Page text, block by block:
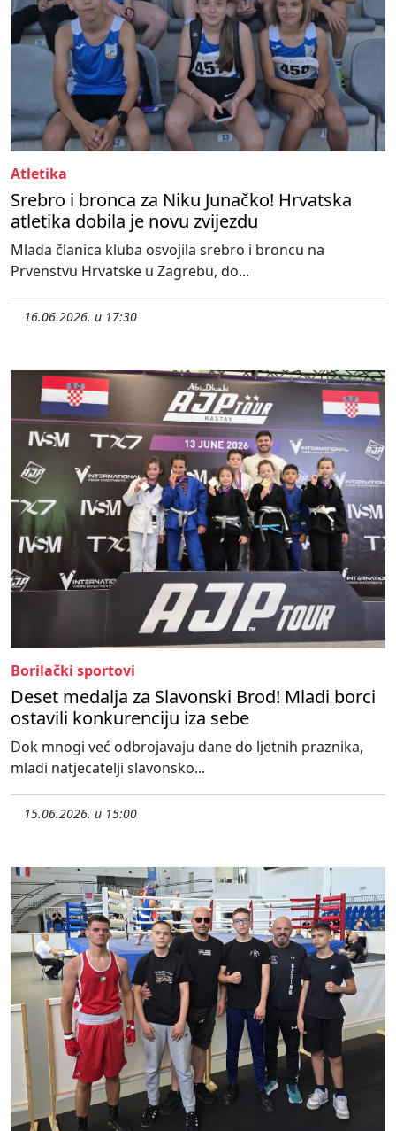
Atletika
Srebro i bronca za Niku Junačko! Hrvatska
atletika dobila je novu zvijezdu
Mlada članica kluba osvojila srebro i broncu na
Prvenstvu Hrvatske u Zagrebu, do...
16.06.2026. u 17:30
Borilački sportovi
Deset medalja za Slavonski Brod! Mladi borci
ostavili konkurenciju iza sebe
Dok mnogi već odbrojavaju dane do ljetnih praznika,
mladi natjecatelji slavonsko...
15.06.2026. u 15:00